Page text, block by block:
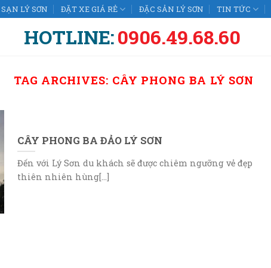
LÝ SƠN ĐẶT XE GIÁ RẺ ĐẶC SẢN LÝ SƠN TIN TỨC
HOTLINE:0906.49.68.60
TAG ARCHIVES: CÂY PHONG BA LÝ SƠN
CÂY PHONG BA ĐẢO LÝ SƠN
Đến với Lý Sơn du khách sẽ được chiêm ngưỡng vẻ đẹp
thiên nhiên hùng[...]